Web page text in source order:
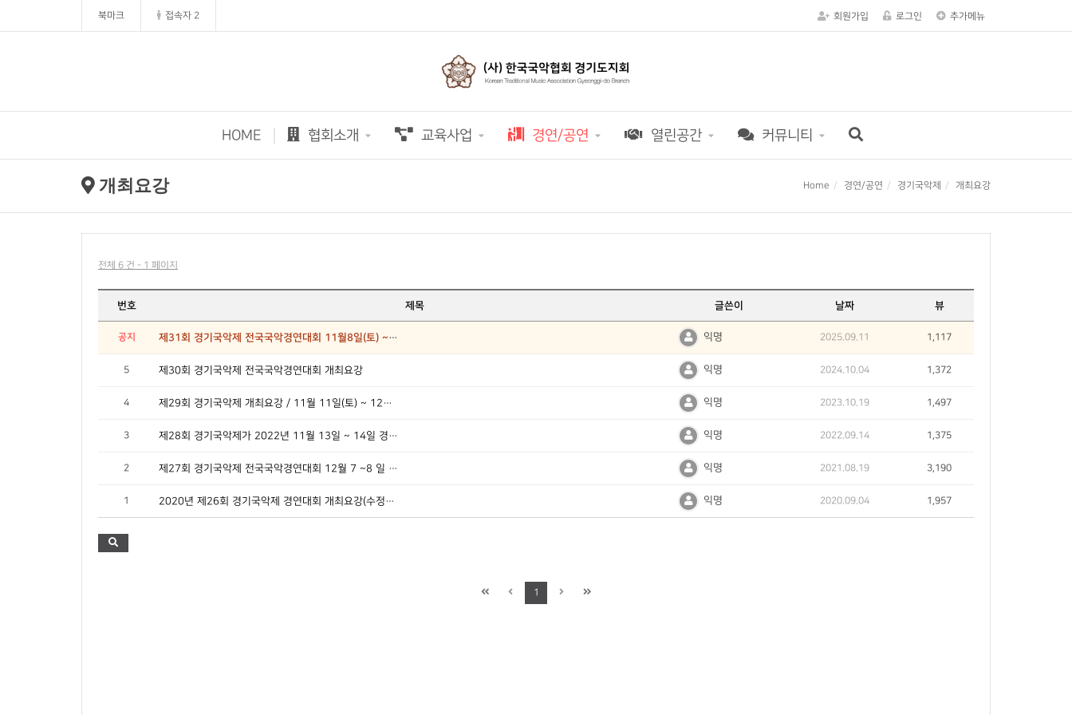
북마크 접속자 2 회원가입 로그인 추가메뉴
HOME 협회소개 교육사업 경연/공연 열린공간 커뮤니티
개최요강 Home 경연/공연 경기국악제 개최요강
전체 6 건 - 1 페이지
번호 제목 글쓴이 날짜 뷰
공지 제31회 경기국악제 전국국악경연대회 11월8일(토) ~ 11월9일(일) 수원팔달문화센터 익명 2025.09.11 1,117
5 제30회 경기국악제 전국국악경연대회 개최요강 익명 2024.10.04 1,372
4 제29회 경기국악제 개최요강 / 11월 11일(토) ~ 12일(일) 안산문화예술의전당 익명 2023.10.19 1,497
3 제28회 경기국악제가 2022년 11월 13일 ~ 14일 경기섬유종합지원센터에서 개최됩니다. 익명 2022.09.14 1,375
2 제27회 경기국악제 전국국악경연대회 12월 7 ~8 일 - 접수마감일 연기 익명 2021.08.19 3,190
1 2020년 제26회 경기국악제 경연대회 개최요강(수정되었습니다.) 익명 2020.09.04 1,957
1